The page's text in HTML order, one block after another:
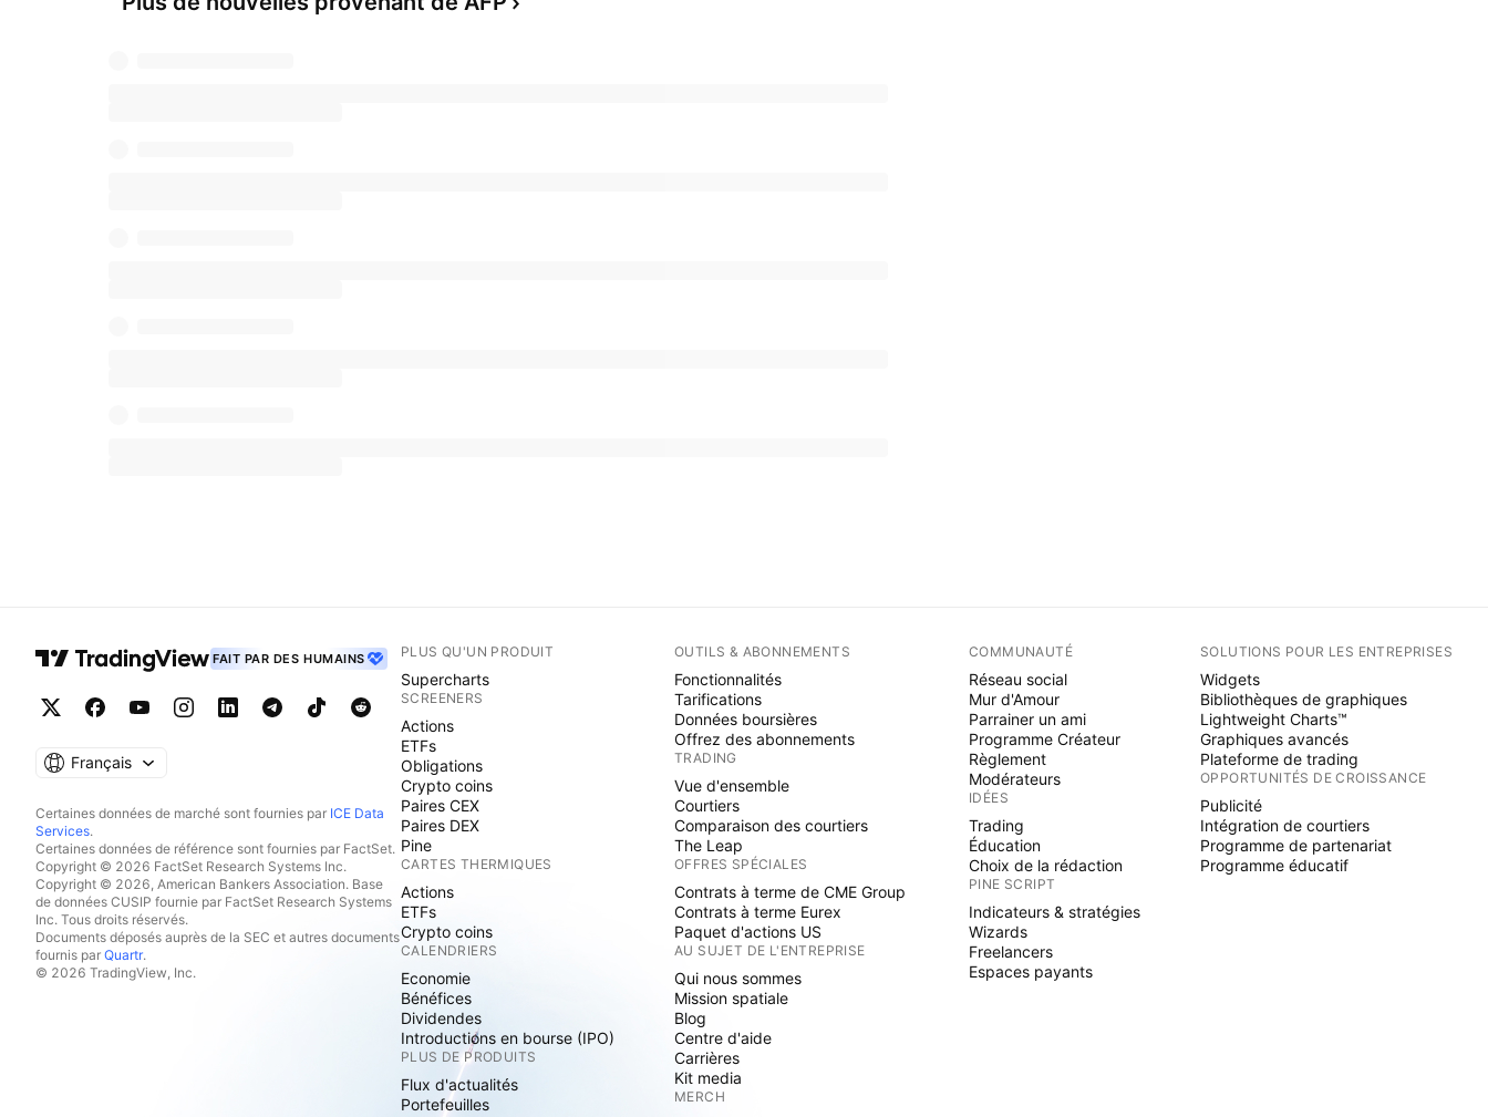
FAIT PAR DES HUMAINS
Français
Certaines données de marché sont fournies par ICE Data
Services.
Certaines données de référence sont fournies par FactSet.
Copyright © 2026 FactSet Research Systems Inc.
Copyright © 2026, American Bankers Association. Base
de données CUSIP fournie par FactSet Research Systems
Inc. Tous droits réservés.
Documents déposés auprès de la SEC et autres documents
fournis par Quartr.
© 2026 TradingView, Inc.
PLUS QU'UN PRODUIT
Supercharts
SCREENERS
Actions
ETFs
Obligations
Crypto coins
Paires CEX
Paires DEX
Pine
CARTES THERMIQUES
Actions
ETFs
Crypto coins
CALENDRIERS
Economie
Bénéfices
Dividendes
Introductions en bourse (IPO)
PLUS DE PRODUITS
Flux d'actualités
Portefeuilles
OUTILS & ABONNEMENTS
Fonctionnalités
Tarifications
Données boursières
Offrez des abonnements
TRADING
Vue d'ensemble
Courtiers
Comparaison des courtiers
The Leap
OFFRES SPÉCIALES
Contrats à terme de CME Group
Contrats à terme Eurex
Paquet d'actions US
AU SUJET DE L'ENTREPRISE
Qui nous sommes
Mission spatiale
Blog
Centre d'aide
Carrières
Kit media
MERCH
COMMUNAUTÉ
Réseau social
Mur d'Amour
Parrainer un ami
Programme Créateur
Règlement
Modérateurs
IDÉES
Trading
Éducation
Choix de la rédaction
PINE SCRIPT
Indicateurs & stratégies
Wizards
Freelancers
Espaces payants
SOLUTIONS POUR LES ENTREPRISES
Widgets
Bibliothèques de graphiques
Lightweight Charts™
Graphiques avancés
Plateforme de trading
OPPORTUNITÉS DE CROISSANCE
Publicité
Intégration de courtiers
Programme de partenariat
Programme éducatif